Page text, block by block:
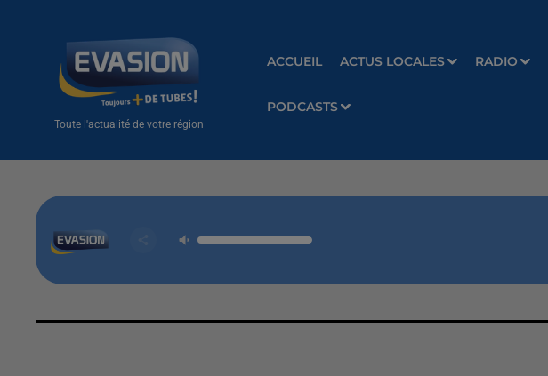
Toute l'actualité de votre région
ACCUEIL ACTUS LOCALES RADIO
PODCASTS